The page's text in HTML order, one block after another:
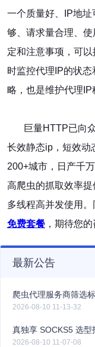
一个质量好、IP地
够、请求量合理、
定和注意事项，可
时监控代理IP的状
略，也是维护代理IP
巨量HTTP已向众
长效静态ip，短效动
200+城市，日产千
高爬虫的抓取效率
多线程高并发使用。
免费套餐 ，期待您
最新公告
爬虫代理服务商筛选
2026-08-10 11-13-32
真独享 SOCKS5 选
2026-08-10 11-07-08